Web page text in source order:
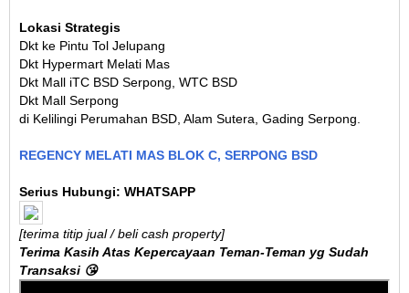
Lokasi Strategis
Dkt ke Pintu Tol Jelupang
Dkt Hypermart Melati Mas
Dkt Mall iTC BSD Serpong, WTC BSD
Dkt Mall Serpong
di Kelilingi Perumahan BSD, Alam Sutera, Gading Serpong.
REGENCY MELATI MAS BLOK C, SERPONG BSD
Serius Hubungi: WHATSAPP
[terima titip jual / beli cash property]
Terima Kasih Atas Kepercayaan Teman-Teman yg Sudah
Transaksi 😘